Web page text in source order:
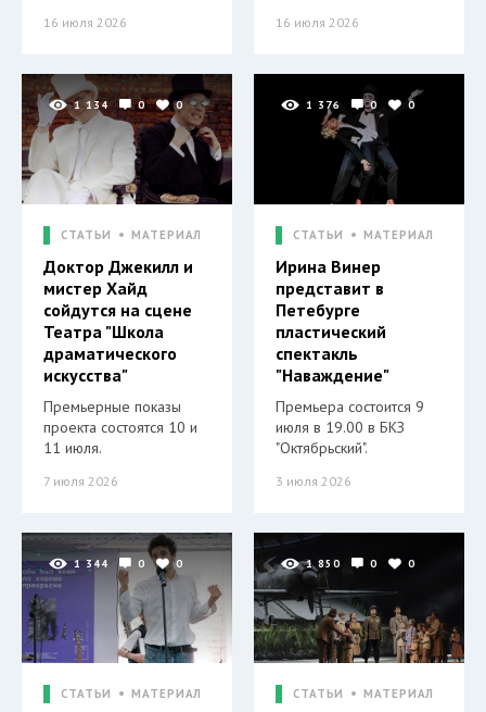
16 июля 2026 16 июля 2026
1 134 0 0
СТАТЬИ МАТЕРИАЛ
Доктор Джекилл и
мистер Хайд
сойдутся на сцене
Театра "Школа
драматического
искусства"
Премьерные показы
проекта состоятся 10 и
11 июля.
7 июля 2026
1 376 0 0
СТАТЬИ МАТЕРИАЛ
Ирина Винер
представит в
Петебурге
пластический
спектакль
"Наваждение"
Премьера состоится 9
июля в 19.00 в БКЗ
"Октябрьский".
3 июля 2026
1 344 0 0
СТАТЬИ МАТЕРИАЛ
1 850 0 0
СТАТЬИ МАТЕРИАЛ